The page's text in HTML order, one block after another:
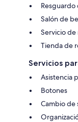
Salón de
Servicio de
Tienda de
Servicios
Asistencia
Botones
Cambio de